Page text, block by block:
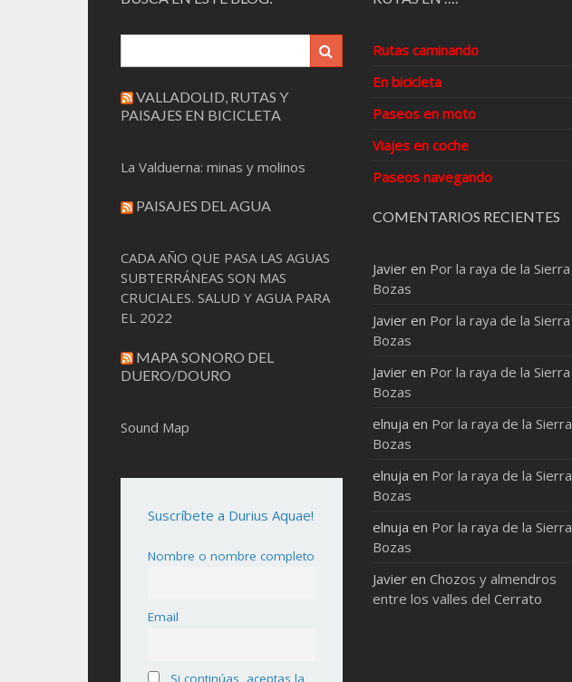
VALLADOLID, RUTAS Y
PAISAJES EN BICICLETA
La Valduerna: minas y molinos
PAISAJES DEL AGUA
CADA AÑO QUE PASA LAS AGUAS
SUBTERRÁNEAS SON MAS
CRUCIALES. SALUD Y AGUA PARA
EL 2022
MAPA SONORO DEL
DUERO/DOURO
Sound Map
Suscríbete a Durius Aquae!
Nombre o nombre completo
Email
Si continúas, aceptas la
Rutas caminando
En bicicleta
Paseos en moto
Viajes en coche
Paseos navegando
COMENTARIOS RECIENTES
Javier en Por la raya de la Sierra
Bozas
Javier en Por la raya de la Sierra
Bozas
Javier en Por la raya de la Sierra
Bozas
elnuja en Por la raya de la Sierra
Bozas
elnuja en Por la raya de la Sierra
Bozas
elnuja en Por la raya de la Sierra
Bozas
Javier enChozos y almendros
entre los valles del Cerrato